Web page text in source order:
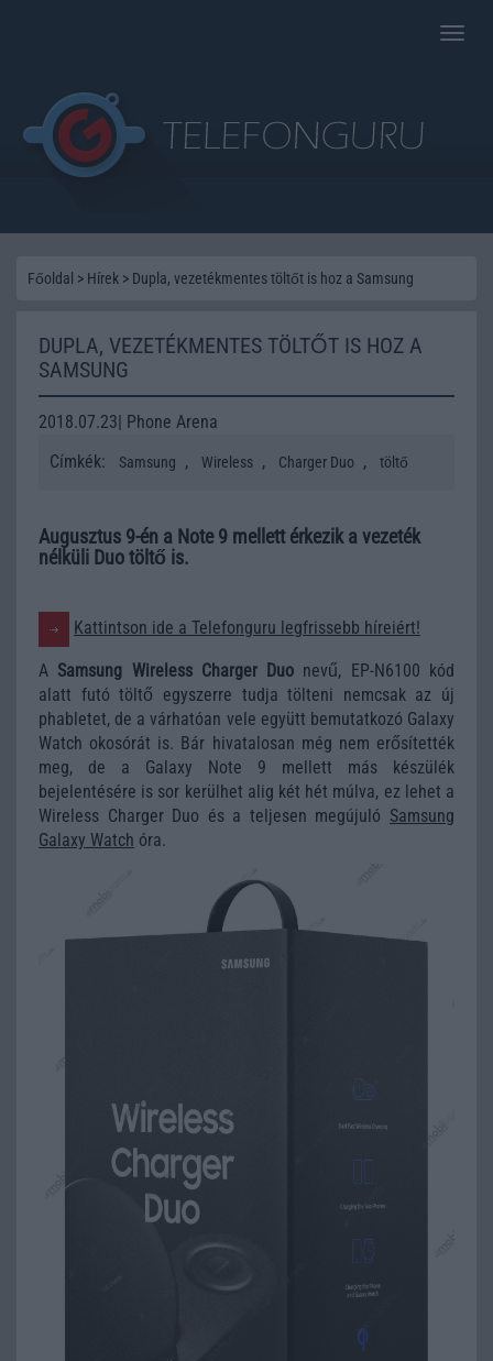
Toggle
Főoldal > Hírek > Dupla, vezetékmentes töltőt is hoz a Samsung
DUPLA, VEZETÉKMENTES TÖLTŐT IS HOZ A
SAMSUNG
2018.07.23| Phone Arena
Címkék:
Samsung , Wireless , Charger Duo , töltő
Augusztus 9-én a Note 9 mellett érkezik a vezeték
nélküli Duo töltő is.
Kattintson ide a Telefonguru legfrissebb híreiért!
A Samsung Wireless Charger Duo nevű, EP-N6100 kód
alatt futó töltő egyszerre tudja tölteni nemcsak az új
phabletet, de a várhatóan vele együtt bemutatkozó Galaxy
Watch okosórát is. Bár hivatalosan még nem erősítették
meg, de a Galaxy Note 9 mellett más készülék
bejelentésére is sor kerülhet alig két hét múlva, ez lehet a
Wireless Charger Duo és a teljesen megújuló Samsung
Galaxy Watch óra.